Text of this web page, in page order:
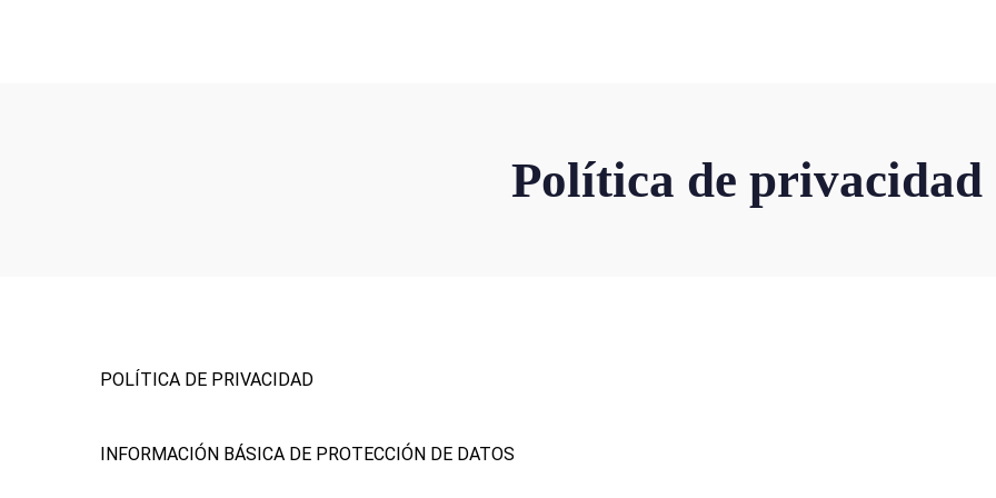
Política de privacidad
POLÍTICA DE PRIVACIDAD
INFORMACIÓN BÁSICA DE PROTECCIÓN DE DATOS